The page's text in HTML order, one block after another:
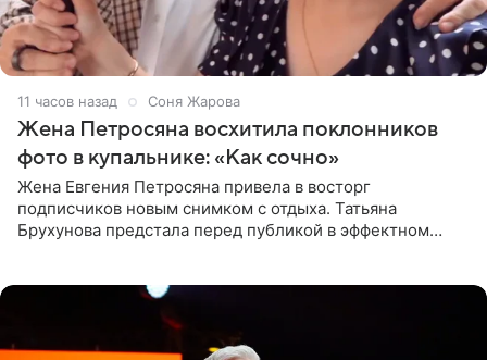
11 часов назад Соня Жарова
Жена Петросяна восхитила поклонников
фото в купальнике: «Как сочно»
Жена Евгения Петросяна привела в восторг
подписчиков новым снимком с отдыха. Татьяна
Брухунова предстала перед публикой в эффектном